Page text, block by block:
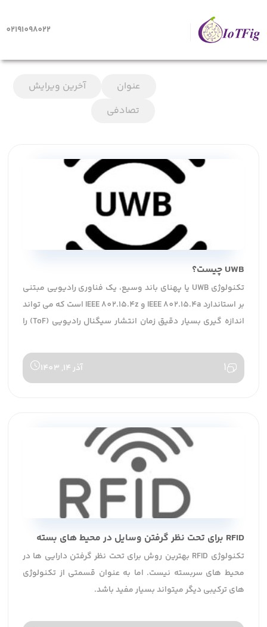
02191098022
صفحه اصلی
عنوان
آخرین ویرایش
تصادفی
UWB چیست؟
تکنولوژی UWB یا پهنای باند وسیع، یک فناوری رادیویی مبتنی
بر استاندارد IEEE 802.15.4a و IEEE 802.15.4z است که می تواند
اندازه گیری بسیار دقیق زمان انتشار سیگنال رادیویی (ToF) را
کرده است. علاوه بر این قابلیت منحصر به فرد ، UWB …
1 آذر 14, 1403
RFID برای تحت نظر گرفتن وسایل در محیط های بسته
تکنولوژی RFID بهترین روش برای تحت نظر گرفتن دارایی ها در
محیط های سربسته نیست. اما به عنوان قسمتی از تکنولوژی
های ترکیبی دیگر میتواند بسیار مفید باشد.